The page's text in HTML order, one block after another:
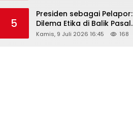
5
Presiden sebagai Pelapor:
Dilema Etika di Balik Pasal
218–220 KUHP
Kamis, 9 Juli 2026 16:45 168